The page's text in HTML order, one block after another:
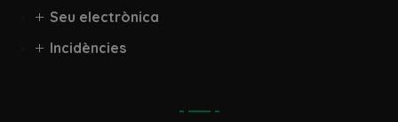
Seu electrònica
Incidències